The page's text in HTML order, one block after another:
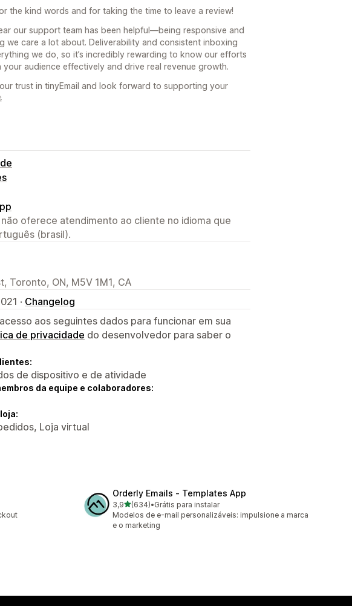
the kind words and for taking the time to leave a review!
our support team has been helpful—being responsive and
we care a lot about. Deliverability and consistent inboxing
we do, so it’s incredibly rewarding to know our efforts
your audience effectively and drive real revenue growth.
trust in tinyEmail and look forward to supporting your
oferece atendimento ao cliente no idioma que
(brasil).
Toronto, ON, M5V 1M1, CA
· Changelog
aos seguintes dados para funcionar em sua
de privacidade do desenvolvedor para saber o
de dispositivo e de atividade
da equipe e colaboradores:
Loja virtual
Orderly Emails ‑ Templates App
3,9de 5 estrelas
(634)
634 avaliações ao todo
•Grátis para instalar
Modelos de e-mail personalizáveis: impulsione a marca
e o marketing